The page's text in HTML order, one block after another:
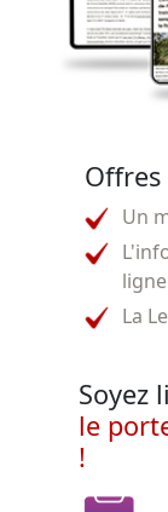
Un
ligne
La
Soyez
le
!